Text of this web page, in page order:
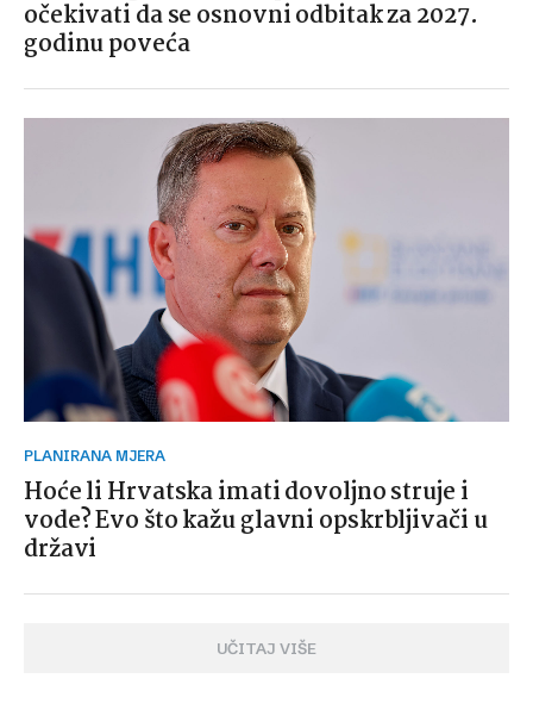
očekivati da se osnovni odbitak za 2027.
godinu poveća
PLANIRANA MJERA
Hoće li Hrvatska imati dovoljno struje i
vode? Evo što kažu glavni opskrbljivači u
državi
UČITAJ VIŠE